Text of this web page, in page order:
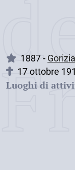
1887 - Gorizia
17 ottobre
Luoghi di